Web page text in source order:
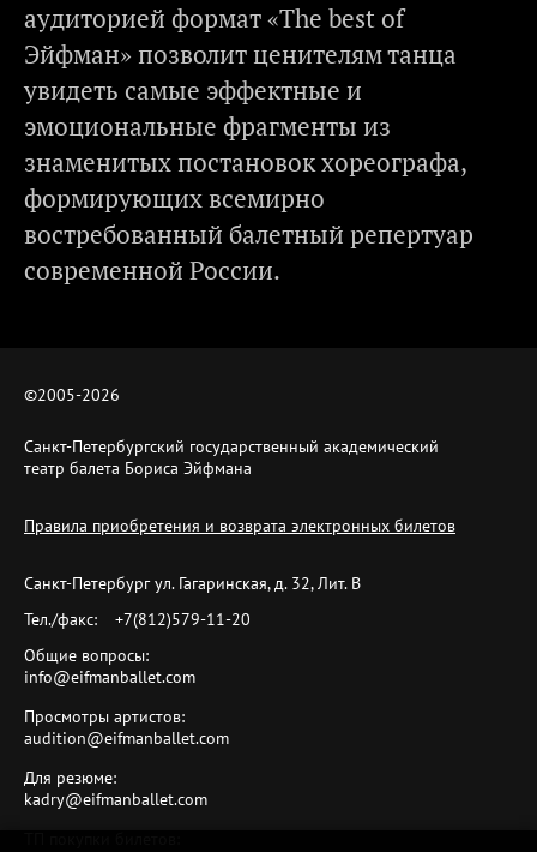
аудиторией формат «The best of
Эйфман» позволит ценителям танца
увидеть самые эффектные и
эмоциональные фрагменты из
знаменитых постановок хореографа,
формирующих всемирно
востребованный балетный репертуар
современной России.
©2005-2026
Санкт-Петербургский государственный академический
театр балета Бориса Эйфмана
Правила приобретения и возврата электронных билетов
Санкт-Петербург ул. Гагаринская, д. 32, Лит. B
Тел./факс:
+7(812)579-11-20
Общие вопросы:
info@eifmanballet.com
Просмотры артистов:
audition@eifmanballet.com
Для резюме:
kadry@eifmanballet.com